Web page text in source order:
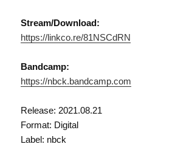
Stream/Download:
https://linkco.re/81NSCdRN
Bandcamp:
https://nbck.bandcamp.com
Release: 2021.08.21
Format: Digital
Label: nbck